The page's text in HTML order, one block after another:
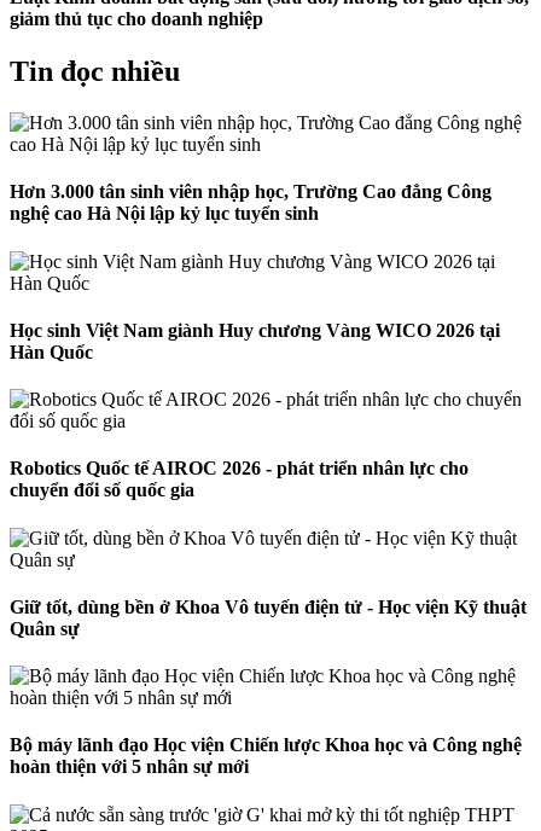
giảm thủ tục cho doanh nghiệp
Tin đọc nhiều
Hơn 3.000 tân sinh viên nhập học, Trường Cao đẳng Công
nghệ cao Hà Nội lập kỷ lục tuyển sinh
Học sinh Việt Nam giành Huy chương Vàng WICO 2026 tại
Hàn Quốc
Robotics Quốc tế AIROC 2026 - phát triển nhân lực cho
chuyển đổi số quốc gia
Giữ tốt, dùng bền ở Khoa Vô tuyến điện tử - Học viện Kỹ thuật
Quân sự
Bộ máy lãnh đạo Học viện Chiến lược Khoa học và Công nghệ
hoàn thiện với 5 nhân sự mới